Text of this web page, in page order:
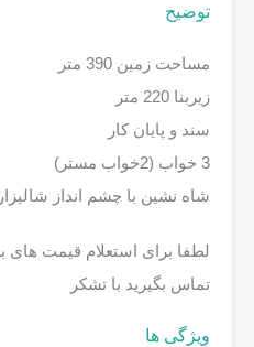
توضیح
مساحت زمین 390 متر
زیربنا 220 متر
سند و پایان کار
3 خواب (2خواب مستر)
شاه نشین با چشم انداز
لطفا برای استعلام قیمت های
تماس بگیرید با تشکر
ویژگی ها